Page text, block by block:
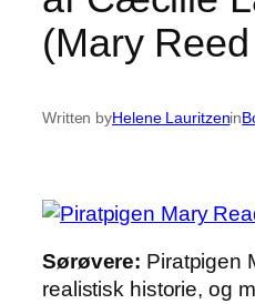
(Mary
Written byHelene Lauritzenin
Sørøvere: Piratpigen
realistisk historie, og